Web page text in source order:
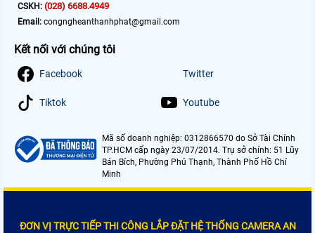
CSKH: (028) 6688.4949
Email: congngheanthanhphat@gmail.com
Kết nối với chúng tôi
Facebook Twitter
Tiktok Youtube
Mã số doanh nghiệp: 0312866570 do Sở Tài Chính
TP.HCM cấp ngày 23/07/2014. Trụ sở chính: 51 Lũy
Bán Bích, Phường Phú Thạnh, Thành Phố Hồ Chí
Minh
ĐƠN VỊ TRỰC TIẾP THI CÔNG LẮP ĐẶT HỆ THỐNG CAMERA AN